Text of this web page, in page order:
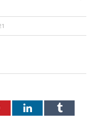
LinkedInTumblr